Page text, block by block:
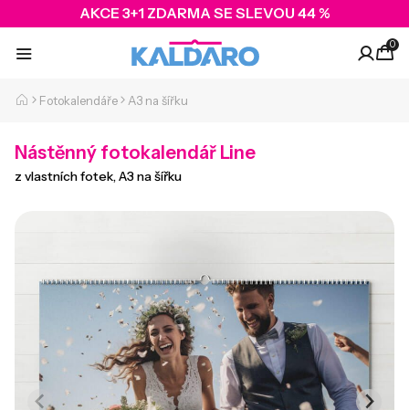
AKCE 3+1 ZDARMA SE SLEVOU 44 %
0
Fotokalendáře A3 na šířku
Nástěnný fotokalendář Line
z vlastních fotek, A3 na šířku